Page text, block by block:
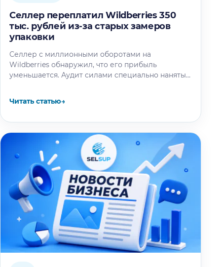
Селлер переплатил Wildberries 350
тыс. рублей из-за старых замеров
упаковки
Селлер с миллионными оборотами на
Wildberries обнаружил, что его прибыль
уменьшается. Аудит силами специально нанятых
упаковки…
Читать статью→